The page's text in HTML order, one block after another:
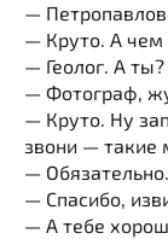
—
— Круто. А чем
— Геолог. А ты?
— Фотограф,
— Круто. Ну
звони — такие
—
— Спасибо,
— А тебе